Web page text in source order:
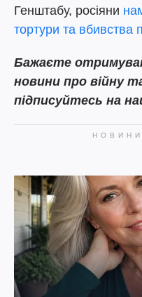
Генштабу, росіяни
тортури та вбивства
Бажаєте
новини про війну та
підписуйтесь на